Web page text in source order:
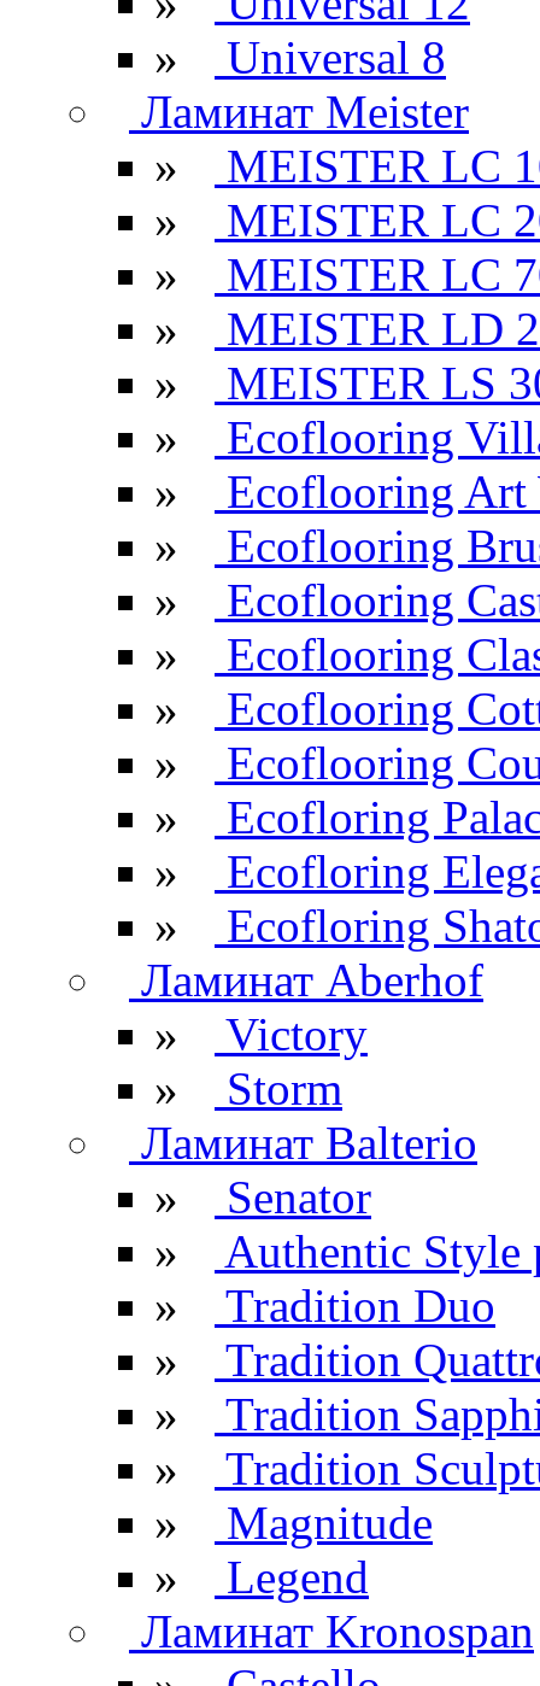
»
Universal 8
Ламинат Meister
»
MEISTER LC
»
MEISTER LC
»
MEISTER LC
»
MEISTER LD
»
MEISTER LS
»
Ecoflooring
»
Ecoflooring Art
»
Ecoflooring
»
Ecoflooring
»
Ecoflooring
»
Ecoflooring
»
Ecoflooring
»
Ecofloring
»
Ecofloring
»
Ecofloring
Ламинат Aberhof
»
Victory
»
Storm
Ламинат Balterio
»
Senator
»
Authentic Style
»
Tradition Duo
»
Tradition
»
Tradition
»
Tradition
»
Magnitude
»
Legend
Ламинат Kronospan